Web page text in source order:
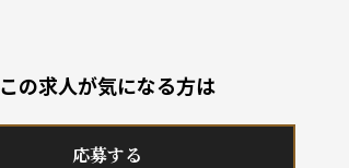
この求人が気になる方は
応募する